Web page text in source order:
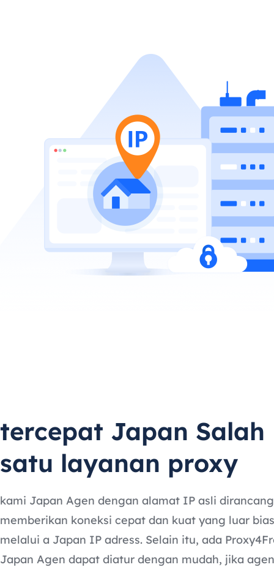
tercepat Japan Salah
satu layanan proxy
kami Japan Agen dengan alamat IP asli
memberikan koneksi cepat dan kuat yang luar
melalui a Japan IP adress. Selain itu, ada
Japan Agen dapat diatur dengan mudah, jika agen